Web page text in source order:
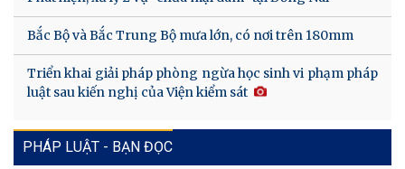
Bắc Bộ và Bắc Trung Bộ mưa lớn, có nơi trên 180mm
Triển khai giải pháp phòng ngừa học sinh vi phạm pháp
luật sau kiến nghị của Viện kiểm sát
PHÁP LUẬT - BẠN ĐỌC